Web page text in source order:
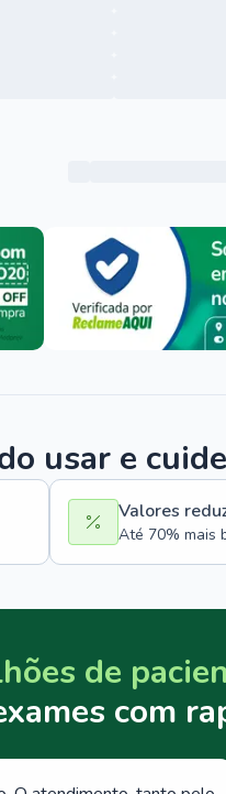
usar e
Valores
Até 70% mais
de
com